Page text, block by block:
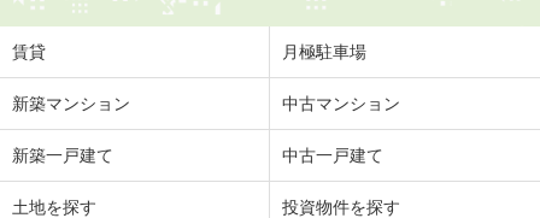
賃貸 月極駐車場
新築マンション 中古マンション
新築一戸建て 中古一戸建て
土地を探す 投資物件を探す